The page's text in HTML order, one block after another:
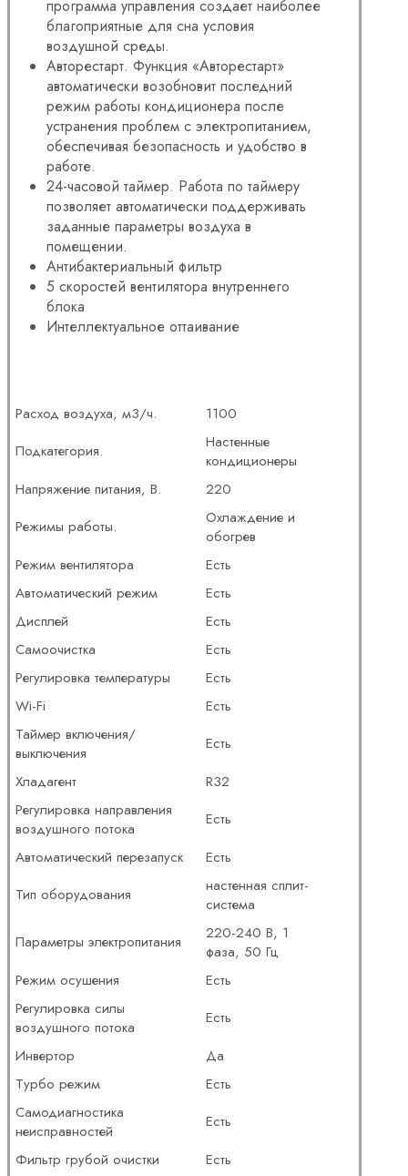
программа управления создает наиболее
благоприятные для сна условия
воздушной среды.
Авторестарт. Функция «Авторестарт»
автоматически возобновит последний
режим работы кондиционера после
устранения проблем с электропитанием,
обеспечивая безопасность и удобство в
работе.
24-часовой таймер. Работа по таймеру
позволяет автоматически поддерживать
заданные параметры воздуха в
помещении.
Антибактериальный фильтр
5 скоростей вентилятора внутреннего
блока
Интеллектуальное оттаивание
Расход воздуха, м3/ч.
1100
Подкатегория.
Настенные
кондиционеры
Напряжение питания, В.
220
Режимы работы.
Охлаждение и
обогрев
Режим вентилятора
Есть
Автоматический режим
Есть
Дисплей
Есть
Самоочистка
Есть
Регулировка температуры
Есть
Wi-Fi
Есть
Таймер включения/
выключения
Есть
Хладагент
R32
Регулировка направления
воздушного потока
Есть
Автоматический перезапуск
Есть
Тип оборудования
настенная сплит-
система
Параметры электропитания
220-240 В, 1
фаза, 50 Гц
Режим осушения
Есть
Регулировка силы
воздушного потока
Есть
Инвертор
Да
Турбо режим
Есть
Самодиагностика
неисправностей
Есть
Фильтр грубой очистки
Есть